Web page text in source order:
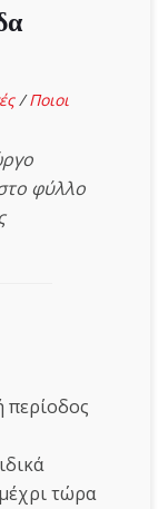
/Ποιοι
φύλλο
περίοδος
τώρα